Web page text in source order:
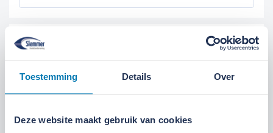
Toestemming Details Over
Deze website maakt gebruik van cookies
Wacker Neuson DV90-2